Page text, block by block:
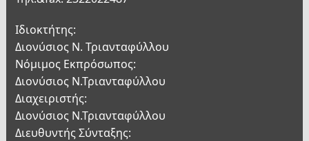
Ιδιοκτήτης:
Διονύσιος Ν. Τριανταφύλλου
Νόμιμος Εκπρόσωπος:
Διονύσιος Ν.Τριανταφύλλου
Διαχειριστής:
Διονύσιος Ν.Τριανταφύλλου
Διευθυντής Σύνταξης: